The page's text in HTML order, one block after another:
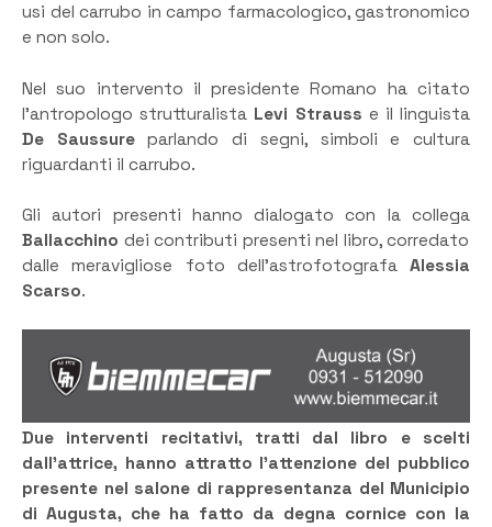
usi del carrubo in campo farmacologico, gastronomico
e non solo.
Nel suo intervento il presidente Romano ha citato
l’antropologo strutturalista Levi Strauss e il linguista
De Saussureparlando di segni, simboli e cultura
riguardanti il carrubo.
Gli autori presenti hanno dialogato con la collega
Ballacchino dei contributi presenti nel libro, corredato
dalle meravigliose foto dell’astrofotografaAlessia
Scarso.
Due interventi recitativi, tratti dal libro e scelti
dall’attrice, hanno attratto l’attenzione del pubblico
presente nel salone di rappresentanza del Municipio
di Augusta, che ha fatto da degna cornice con la